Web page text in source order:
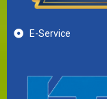
E-Service